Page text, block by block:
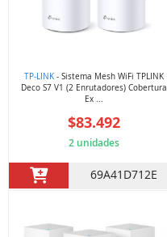
TP-LINK - Sistema Mesh WiFi TPLINK
Deco S7 V1 (2 Enrutadores) Cobertura
Ex ...
$83.492
2 unidades
69A41D712E